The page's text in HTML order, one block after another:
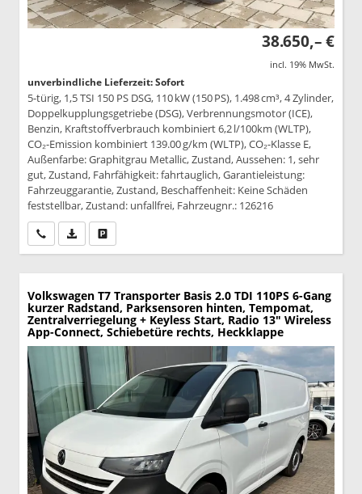
38.650,– €
incl. 19% MwSt.
unverbindliche Lieferzeit: Sofort
5-türig, 1,5 TSI 150 PS DSG, 110 kW (150 PS), 1.498 cm³, 4 Zylinder,
Doppelkupplungsgetriebe (DSG), Verbrennungsmotor (ICE),
Benzin, Kraftstoffverbrauch kombiniert 6,2 l/100km (WLTP),
CO₂-Emission kombiniert 139.00 g/km (WLTP), CO₂-Klasse E,
Außenfarbe: Graphitgrau Metallic, Zustand, Aussehen: 1, sehr
gut, Zustand, Fahrfähigkeit: fahrtauglich, Garantieleistung:
Fahrzeuggarantie, Zustand, Beschaffenheit: Keine Schäden
feststellbar, Zustand: unfallfrei, Fahrzeugnr.: 126216
Wir rufen Sie anPDF-Datei, Fahrzeugexposé drucken
Volkswagen T7 Transporter Basis 2.0 TDI 110PS 6-Gang
kurzer Radstand, Parksensoren hinten, Tempomat,
Zentralverriegelung + Keyless Start, Radio 13" Wireless
App-Connect, Schiebetüre rechts, Heckklappe